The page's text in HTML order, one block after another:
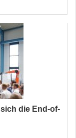
die End-of-